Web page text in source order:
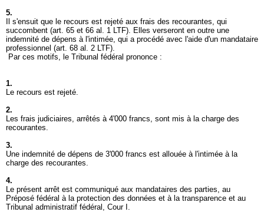
5.
Il s'ensuit que le recours est rejeté aux frais des recourantes, qui
succombent (art. 65 et 66 al. 1 LTF). Elles verseront en outre une
indemnité de dépens à l'intimée, qui a procédé avec l'aide d'un mandataire
professionnel (art. 68 al. 2 LTF).
Par ces motifs, le Tribunal fédéral prononce :
1.
Le recours est rejeté.
2.
Les frais judiciaires, arrêtés à 4'000 francs, sont mis à la charge des
recourantes.
3.
Une indemnité de dépens de 3'000 francs est allouée à l'intimée à la
charge des recourantes.
4.
Le présent arrêt est communiqué aux mandataires des parties, au
Préposé fédéral à la protection des données et à la transparence et au
Tribunal administratif fédéral, Cour I.